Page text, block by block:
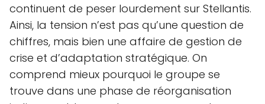
continuent de peser lourdement sur Stellantis.
Ainsi, la tension n’est pas qu’une question de
chiffres, mais bien une affaire de gestion de
crise et d’adaptation stratégique. On
comprend mieux pourquoi le groupe se
trouve dans une phase de réorganisation